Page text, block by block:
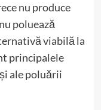
nu produce
poluează
viabilă la
principalele
ale poluării